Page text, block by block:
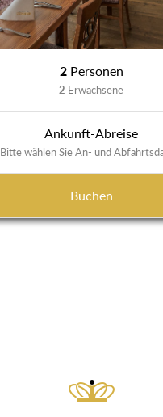
2 Personen
2 Erwachsene
Ankunft-Abreise
Bitte wählen Sie An- und
Buchen